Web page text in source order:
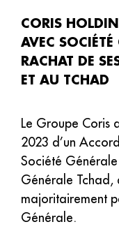
CORIS
AVEC
RACHAT DE
ET AU TCHAD
Le Groupe Coris
2023 d’un
Société
Générale Tchad,
majoritairement
Générale.